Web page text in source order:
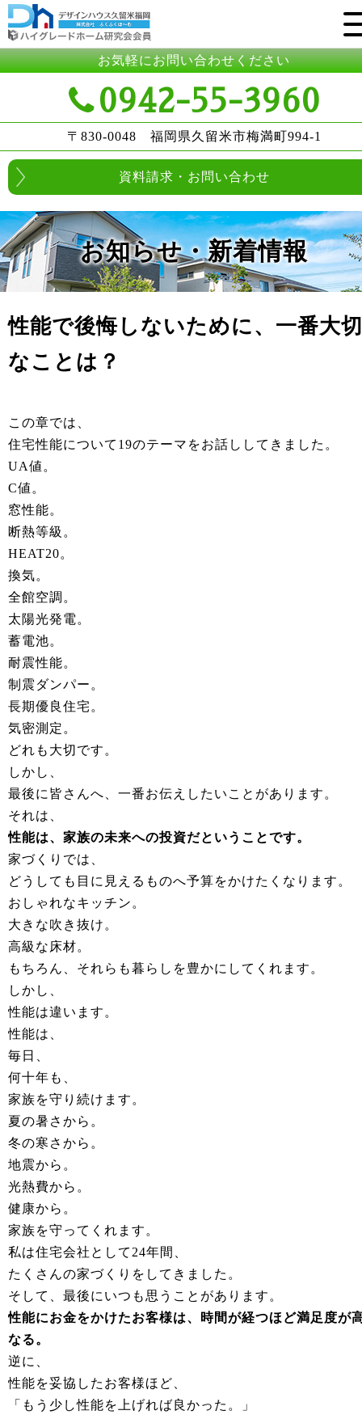
お気軽にお問い合わせください
0942-55-3960
〒830-0048 福岡県久留米市梅満町994-1
資料請求・お問い合わせ
お知らせ・新着情報
性能で後悔しないために、一番大切
なことは？
この章では、
住宅性能について19のテーマをお話ししてきました。
UA値。
C値。
窓性能。
断熱等級。
HEAT20。
換気。
全館空調。
太陽光発電。
蓄電池。
耐震性能。
制震ダンパー。
長期優良住宅。
気密測定。
どれも大切です。
しかし、
最後に皆さんへ、一番お伝えしたいことがあります。
それは、
性能は、家族の未来への投資だということです。
家づくりでは、
どうしても目に見えるものへ予算をかけたくなります。
おしゃれなキッチン。
大きな吹き抜け。
高級な床材。
もちろん、それらも暮らしを豊かにしてくれます。
しかし、
性能は違います。
性能は、
毎日、
何十年も、
家族を守り続けます。
夏の暑さから。
冬の寒さから。
地震から。
光熱費から。
健康から。
家族を守ってくれます。
私は住宅会社として24年間、
たくさんの家づくりをしてきました。
そして、最後にいつも思うことがあります。
性能にお金をかけたお客様は、時間が経つほど満足度が
なる。
逆に、
性能を妥協したお客様ほど、
「もう少し性能を上げれば良かった。」